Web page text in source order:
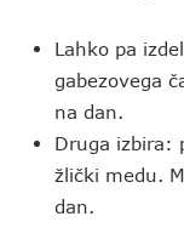
Lahko pa
gabezovega
na dan.
Druga izbira:
žlički medu.
dan.